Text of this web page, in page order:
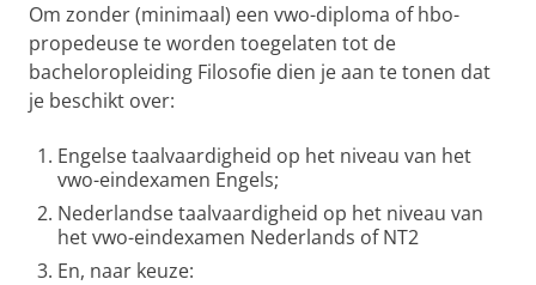
Om zonder (minimaal) een vwo-diploma of hbo-
propedeuse te worden toegelaten tot de
bacheloropleiding Filosofie dien je aan te tonen dat
je beschikt over:
Engelse taalvaardigheid op het niveau van het
vwo-eindexamen Engels;
Nederlandse taalvaardigheid op het niveau van
het vwo-eindexamen Nederlands of NT2
En, naar keuze: